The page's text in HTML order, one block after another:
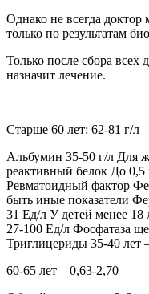
Однако не всегда
только по результатам
Только после сбора всех
назначит лечение.
Старше 60 лет: 62-81 г/л
Альбумин З5-50 г/л Для
реактивный белок До
Ревматоидный фактор
быть иные показатели
31 Ед/л У детей менее 18
27-100 Ед/л Фосфатаза
Триглицериды 35-40 лет
60-65 лет – 0,63-2,70